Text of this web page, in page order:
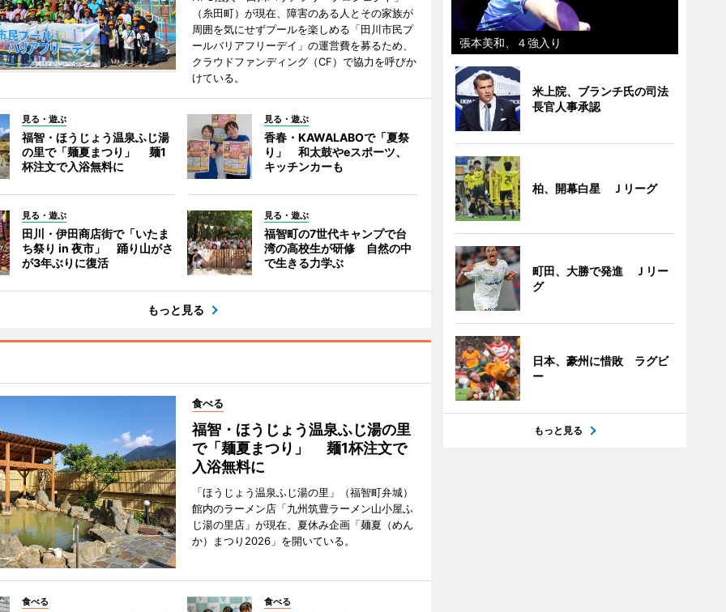
（糸田町）が現在、障害のある人とその家族が
周囲を気にせずプールを楽しめる「田川市民プ
ールバリアフリーデイ」の運営費を募るため、
クラウドファンディング（CF）で協力を呼びか
けている。
見る・遊ぶ
福智・ほうじょう温泉ふじ湯
の里で「麺夏まつり」 麺1
杯注文で入浴無料に
見る・遊ぶ
香春・KAWALABOで「夏祭
り」 和太鼓やeスポーツ、
キッチンカーも
見る・遊ぶ
田川・伊田商店街で「いたま
ち祭り in 夜市」 踊り山がさ
が3年ぶりに復活
見る・遊ぶ
福智町の7世代キャンプで台
湾の高校生が研修 自然の中
で生きる力学ぶ
もっと見る
食べる
福智・ほうじょう温泉ふじ湯の里
で「麺夏まつり」 麺1杯注文で
入浴無料に
「ほうじょう温泉ふじ湯の里」（福智町弁城）
館内のラーメン店「九州筑豊ラーメン山小屋ふ
じ湯の里店」が現在、夏休み企画「麺夏（めん
か）まつり2026」を開いている。
食べる 食べる
張本美和、４強入り
米上院、ブランチ氏の司法
長官人事承認
柏、開幕白星 Ｊリーグ
町田、大勝で発進 Ｊリー
グ
日本、豪州に惜敗 ラグビ
ー
もっと見る